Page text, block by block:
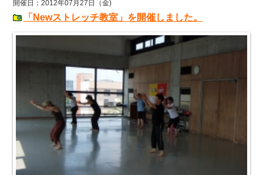
開催日：2012年07月27日（金)
「Newストレッチ教室」を開催しました。